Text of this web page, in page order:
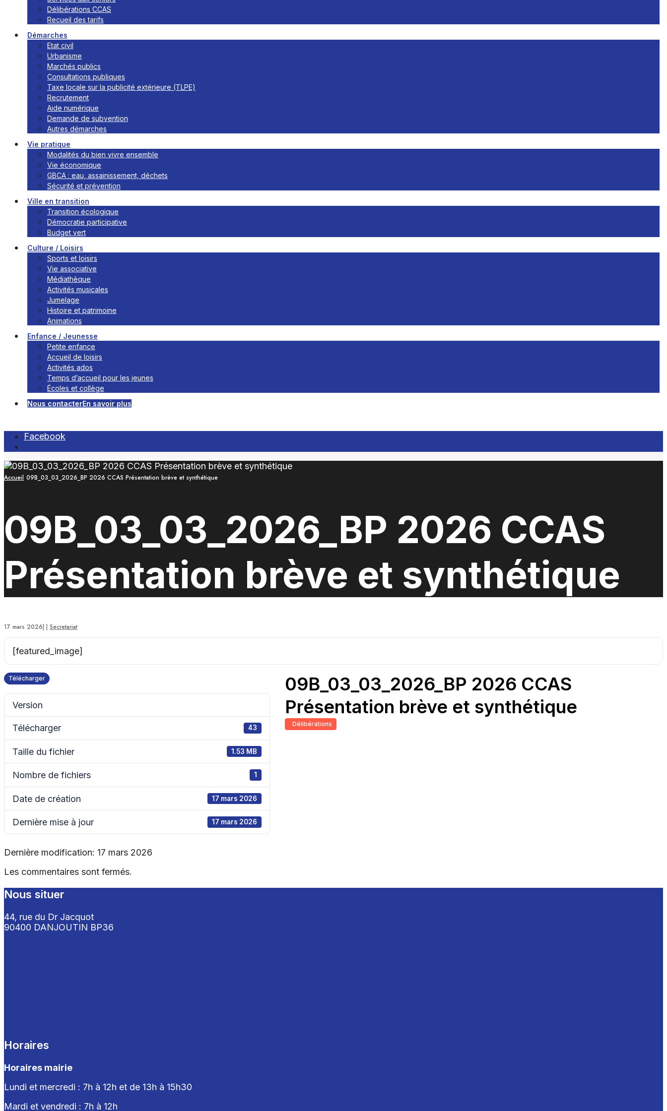
Délibérations CCAS
Recueil des tarifs
Démarches
Etat civil
Urbanisme
Marchés publics
Consultations publiques
Taxe locale sur la publicité extérieure (TLPE)
Recrutement
Aide numérique
Demande de subvention
Autres démarches
Vie pratique
Modalités du bien vivre ensemble
Vie économique
GBCA : eau, assainissement, déchets
Sécurité et prévention
Ville en transition
Transition écologique
Démocratie participative
Budget vert
Culture / Loisirs
Sports et loisirs
Vie associative
Médiathèque
Activités musicales
Jumelage
Histoire et patrimoine
Animations
Enfance / Jeunesse
Petite enfance
Accueil de loisirs
Activités ados
Temps d’accueil pour les jeunes
Écoles et collège
Nous contacterEn savoir plus
Facebook
Window
Accueil 09B_03_03_2026_BP 2026 CCAS Présentation brève et synthétique
09B_03_03_2026_BP 2026 CCAS
Présentation brève et synthétique
17 mars 2026| | Secretariat
[featured_image]
Télécharger
Version
Télécharger 43
Taille du fichier 1.53 MB
Nombre de fichiers 1
Date de création 17 mars 2026
Dernière mise à jour 17 mars 2026
09B_03_03_2026_BP 2026 CCAS
Présentation brève et synthétique
Délibérations
Dernière modification: 17 mars 2026
Les commentaires sont fermés.
Nous situer
44, rue du Dr Jacquot
90400 DANJOUTIN BP36
Horaires
Horaires mairie
Lundi et mercredi : 7h à 12h et de 13h à 15h30
Mardi et vendredi : 7h à 12h